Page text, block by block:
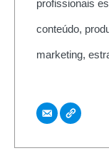
profissionais
conteúdo,
marketing,